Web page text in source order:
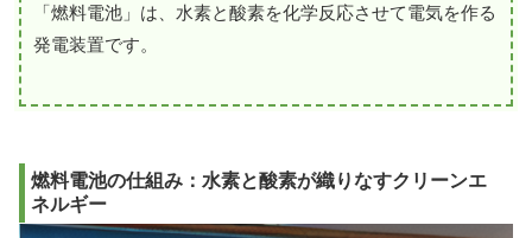
「燃料電池」は、水素と酸素を化学反応させて電気を作る
発電装置です。
燃料電池の仕組み：水素と酸素が織りなすクリーンエ
ネルギー